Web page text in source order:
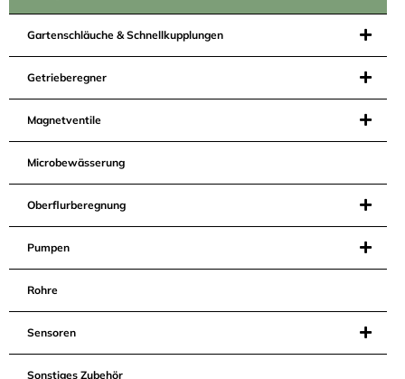
Gartenschläuche & Schnellkupplungen
Getrieberegner
Magnetventile
Microbewässerung
Oberflurberegnung
Pumpen
Rohre
Sensoren
Sonstiges Zubehör